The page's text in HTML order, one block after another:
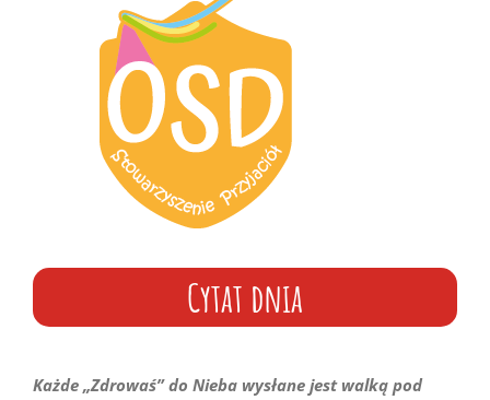
Cytat dnia
Każde „Zdrowaś” do Nieba wysłane jest walką pod